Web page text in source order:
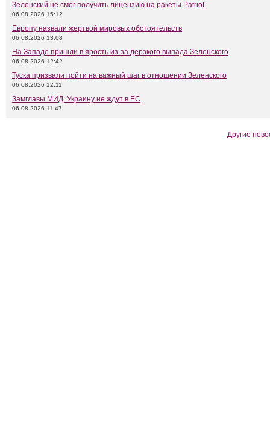
Зеленский не смог получить лицензию на ракеты Patriot
06.08.2026 15:12
Европу назвали жертвой мировых обстоятельств
06.08.2026 13:08
На Западе пришли в ярость из-за дерзкого выпада Зеленского
06.08.2026 12:42
Туска призвали пойти на важный шаг в отношении Зеленского
06.08.2026 12:11
Замглавы МИД: Украину не ждут в ЕС
06.08.2026 11:47
Другие